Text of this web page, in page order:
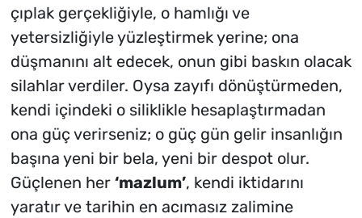
çıplak gerçekliğiyle, o hamlığı ve
yetersizliğiyle yüzleştirmek yerine; ona
düşmanını alt edecek, onun gibi baskın olacak
silahlar verdiler. Oysa zayıfı dönüştürmeden,
kendi içindeki o siliklikle hesaplaştırmadan
ona güç verirseniz; o güç gün gelir insanlığın
başına yeni bir bela, yeni bir despot olur.
Güçlenen her ‘mazlum’, kendi iktidarını
yaratır ve tarihin en acımasız zalimine